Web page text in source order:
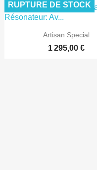
 Aperçu rapide
Artisan Special
1 295,00 €
RUPTURE DE STOCK